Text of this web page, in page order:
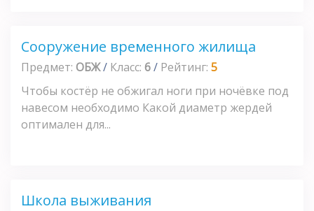
Сооружение временного жилища
Предмет: ОБЖ/ Класс: 6/ Рейтинг: 5
Чтобы костёр не обжигал ноги при ночёвке под
навесом необходимо Какой диаметр жердей
оптимален для...
Школа выживания